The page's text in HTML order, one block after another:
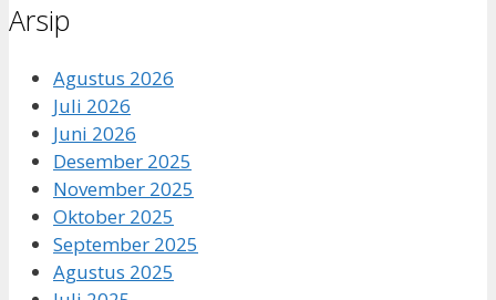
Arsip
Agustus 2026
Juli 2026
Juni 2026
Desember 2025
November 2025
Oktober 2025
September 2025
Agustus 2025